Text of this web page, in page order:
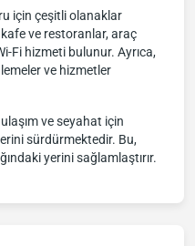
için çeşitli olanaklar
ve restoranlar, araç
Fi hizmeti bulunur. Ayrıca,
ve hizmetler
ve seyahat için
sürdürmektedir. Bu,
yerini sağlamlaştırır.